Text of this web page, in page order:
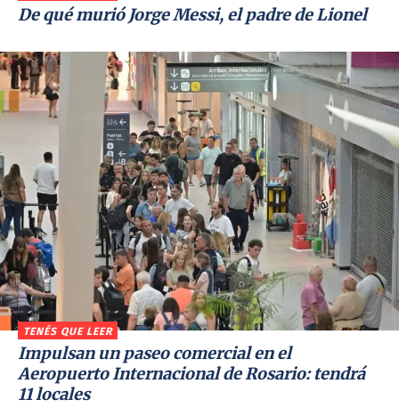
De qué murió Jorge Messi, el padre de Lionel
TENÉS QUE LEER
Impulsan un paseo comercial en el
Aeropuerto Internacional de Rosario: tendrá
11 locales